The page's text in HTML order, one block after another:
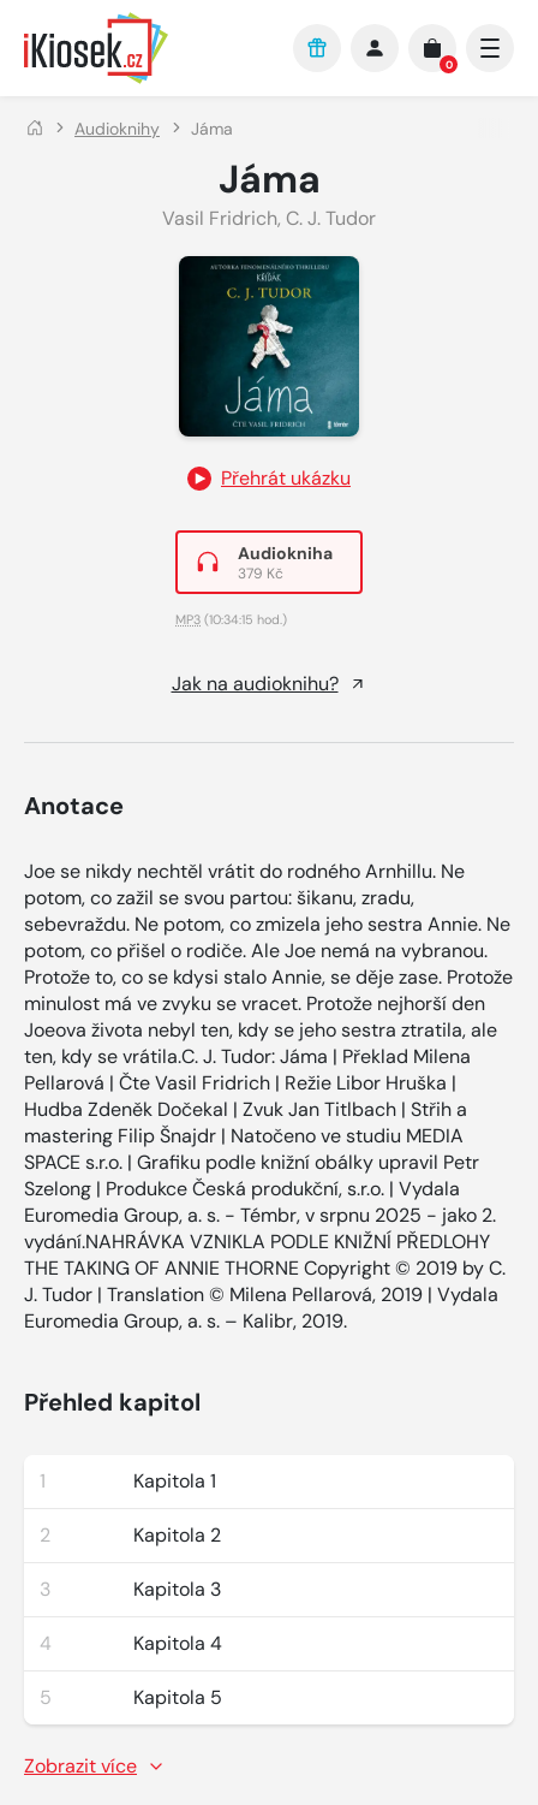
Přejít na hlavní obsah
0
Audioknihy Jáma
Jáma
Vasil Fridrich, C. J. Tudor
Přehrát ukázku
Audiokniha
379 Kč
MP3 (10:34:15 hod.)
Jak na audioknihu?
Anotace
Joe se nikdy nechtěl vrátit do rodného Arnhillu. Ne
potom, co zažil se svou partou: šikanu, zradu,
sebevraždu. Ne potom, co zmizela jeho sestra Annie. Ne
potom, co přišel o rodiče. Ale Joe nemá na vybranou.
Protože to, co se kdysi stalo Annie, se děje zase. Protože
minulost má ve zvyku se vracet. Protože nejhorší den
Joeova života nebyl ten, kdy se jeho sestra ztratila, ale
ten, kdy se vrátila.C. J. Tudor: Jáma | Překlad Milena
Pellarová | Čte Vasil Fridrich | Režie Libor Hruška |
Hudba Zdeněk Dočekal | Zvuk Jan Titlbach | Střih a
mastering Filip Šnajdr | Natočeno ve studiu MEDIA
SPACE s.r.o. | Grafiku podle knižní obálky upravil Petr
Szelong | Produkce Česká produkční, s.r.o. | Vydala
Euromedia Group, a. s. - Témbr, v srpnu 2025 - jako 2.
vydání.NAHRÁVKA VZNIKLA PODLE KNIŽNÍ PŘEDLOHY
THE TAKING OF ANNIE THORNE Copyright © 2019 by C.
J. Tudor | Translation © Milena Pellarová, 2019 | Vydala
Euromedia Group, a. s. – Kalibr, 2019.
Přehled kapitol
1 Kapitola 1
2 Kapitola 2
3 Kapitola 3
4 Kapitola 4
5 Kapitola 5
Zobrazit více